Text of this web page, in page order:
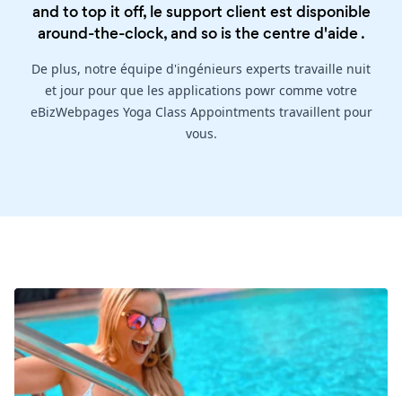
and to top it off, le support client est disponible
around-the-clock, and so is thecentre d'aide.
De plus, notre équipe d'ingénieurs experts travaille nuit
et jour pour que les applications powr comme votre
eBizWebpages Yoga Class Appointments travaillent pour
vous.